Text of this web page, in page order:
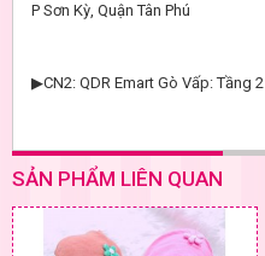
P Sơn Kỳ, Quận Tân Phú
▶CN2: QDR Emart Gò Vấp: Tầng 2
SẢN PHẨM LIÊN QUAN